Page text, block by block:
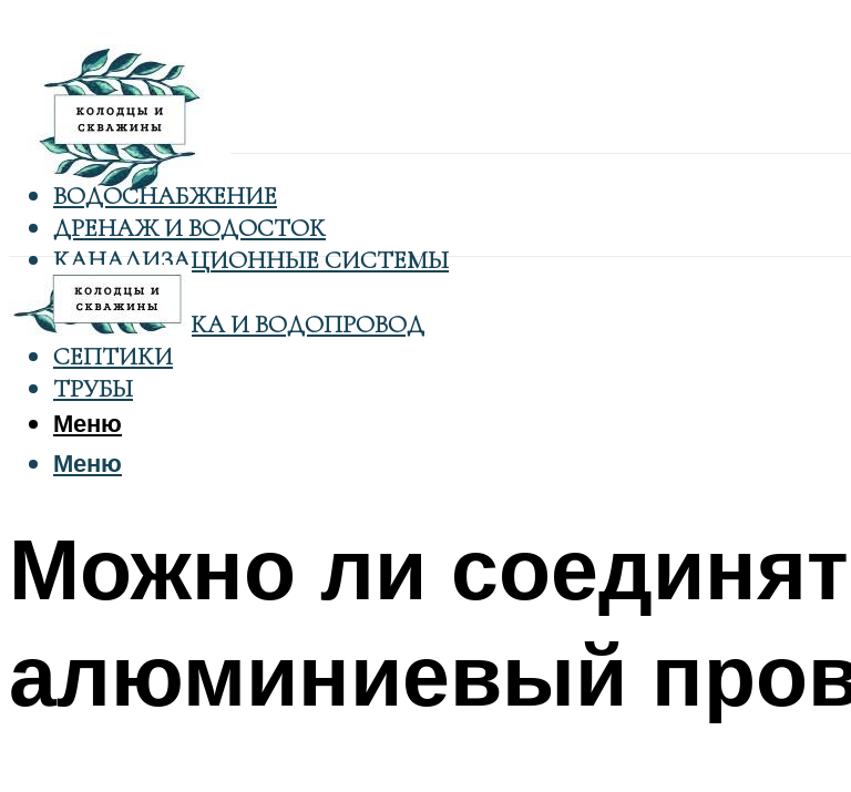
ВОДОСНАБЖЕНИЕ
ДРЕНАЖ И ВОДОСТОК
КАНАЛИЗАЦИОННЫЕ СИСТЕМЫ
КОЛОДЦЫ
САНТЕХНИКА И ВОДОПРОВОД
СЕПТИКИ
ТРУБЫ
Меню
Меню
Можно ли
алюминиевый